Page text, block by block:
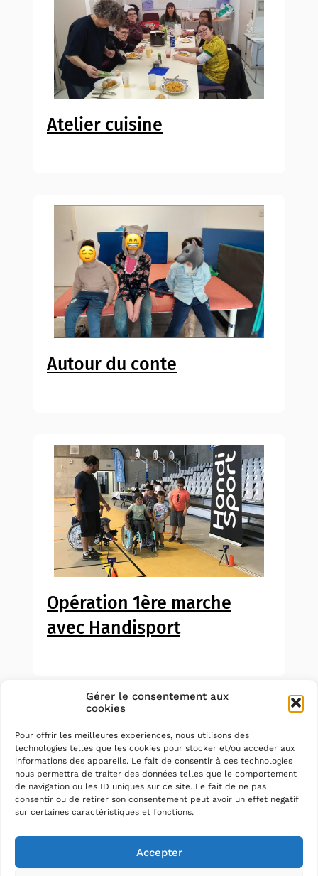
Gérer le consentement aux
cookies
Pour offrir les meilleures expériences, nous utilisons des
technologies telles que les cookies pour stocker et/ou accéder aux
informations des appareils. Le fait de consentir à ces technologies
nous permettra de traiter des données telles que le comportement
de navigation ou les ID uniques sur ce site. Le fait de ne pas
consentir ou de retirer son consentement peut avoir un effet négatif
sur certaines caractéristiques et fonctions.
Accepter
Atelier cuisine
Autour du conte
Opération 1ère marche
avec Handisport